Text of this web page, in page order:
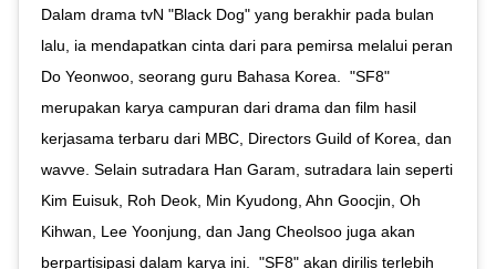
Dalam drama tvN "Black Dog" yang berakhir pada bulan
lalu, ia mendapatkan cinta dari para pemirsa melalui peran
Do Yeonwoo, seorang guru Bahasa Korea.⁣ ⁣ "SF8"
merupakan karya campuran dari drama dan film hasil
kerjasama terbaru dari MBC, Directors Guild of Korea, dan
wavve. Selain sutradara Han Garam, sutradara lain seperti
Kim Euisuk, Roh Deok, Min Kyudong, Ahn Goocjin, Oh
Kihwan, Lee Yoonjung, dan Jang Cheolsoo juga akan
berpartisipasi dalam karya ini.⁣ ⁣ "SF8" akan dirilis terlebih